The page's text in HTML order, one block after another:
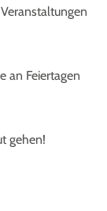
an Feiertagen
gehen!